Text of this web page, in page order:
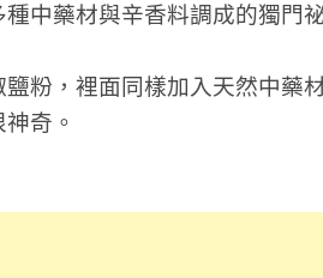
中藥材與辛香料調成的獨門
粉，裡面同樣加入天然中藥
奇。